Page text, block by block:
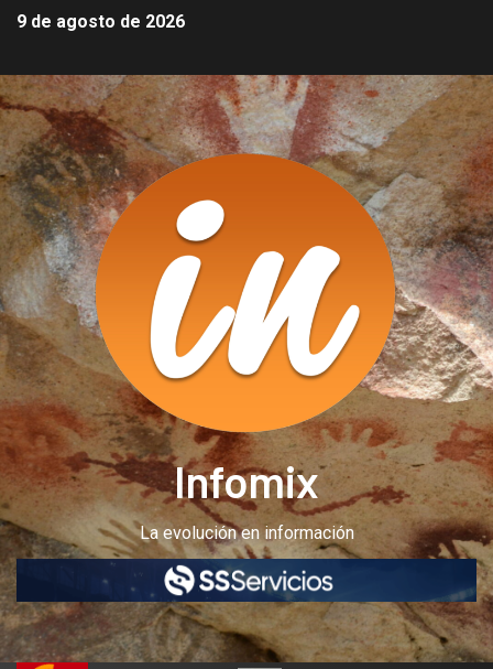
9 de agosto de 2026
Infomix
La evolución en información